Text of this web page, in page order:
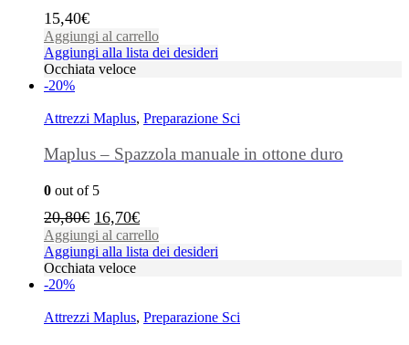
15,40€
Aggiungi al carrello
Aggiungi alla lista dei desideri
Occhiata veloce
-20%
Attrezzi Maplus, Preparazione Sci
Maplus – Spazzola manuale in ottone duro
0 out of 5
20,80€ 16,70€
Aggiungi al carrello
Aggiungi alla lista dei desideri
Occhiata veloce
-20%
Attrezzi Maplus, Preparazione Sci